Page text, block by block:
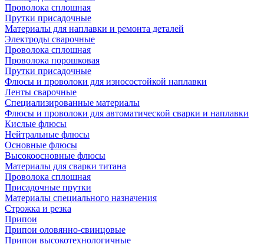
Проволока сплошная
Прутки присадочные
Материалы для наплавки и ремонта деталей
Электроды сварочные
Проволока сплошная
Проволока порошковая
Прутки присадочные
Флюсы и проволоки для износостойкой наплавки
Ленты сварочные
Специализированные материалы
Флюсы и проволоки для автоматической сварки и наплавки
Кислые флюсы
Нейтральные флюсы
Основные флюсы
Высокоосновные флюсы
Материалы для сварки титана
Проволока сплошная
Присадочные прутки
Материалы специального назначения
Строжка и резка
Припои
Припои оловянно-свинцовые
Припои высокотехнологичные